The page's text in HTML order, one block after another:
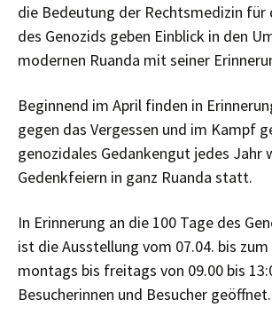
die Bedeutung der Rechtsmedizin
des Genozids geben Einblick in den
modernen Ruanda mit seiner
Beginnend im April finden in
gegen das Vergessen und im Kampf
genozidales Gedankengut jedes Jahr
Gedenkfeiern in ganz Ruanda statt.
In Erinnerung an die 100 Tage des
ist die Ausstellung vom 07.04. bis zum
montags bis freitags von 09.00 bis
Besucherinnen und Besucher geöffnet.